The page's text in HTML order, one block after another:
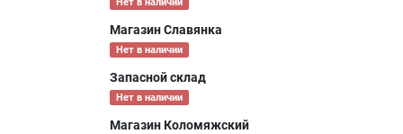
Магазин Славянка
Нет в наличии
Запасной склад
Нет в наличии
Магазин Коломяжский